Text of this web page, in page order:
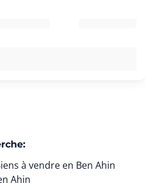
:
à vendre en Ben Ahin
Ahin